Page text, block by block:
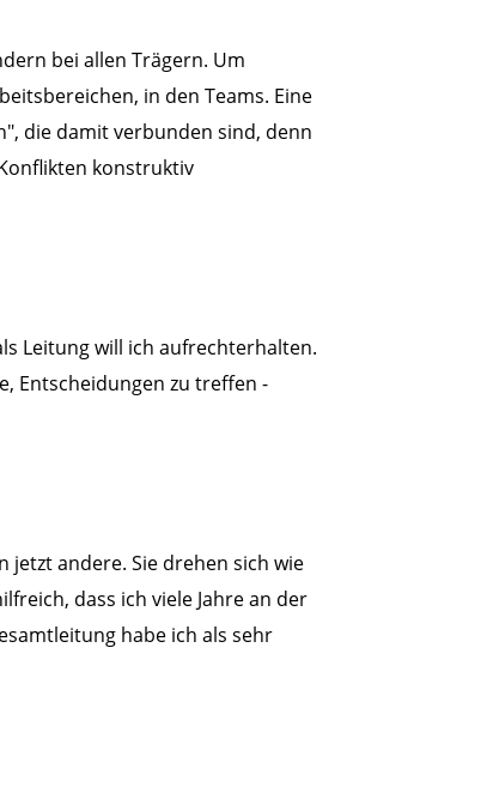
bei allen Trägern. Um
in den Teams. Eine
die damit verbunden sind, denn
konstruktiv
Leitung will ich aufrechterhalten.
Entscheidungen zu treffen -
andere. Sie drehen sich wie
dass ich viele Jahre an der
habe ich als sehr